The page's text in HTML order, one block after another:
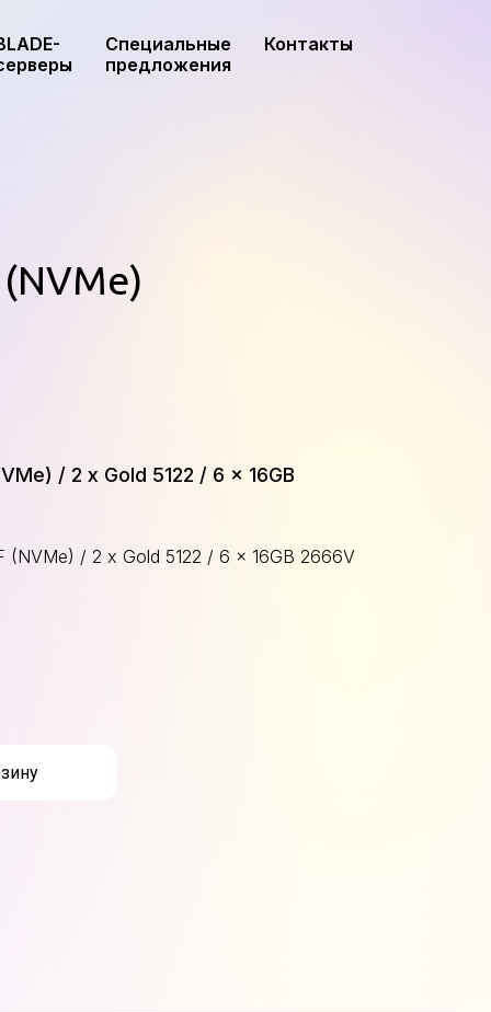
Специальные
предложения
Контакты
(NVMe)
/ 2 x Gold 5122 / 6 x 16GB
(NVMe) / 2 x Gold 5122 / 6 x 16GB 2666V